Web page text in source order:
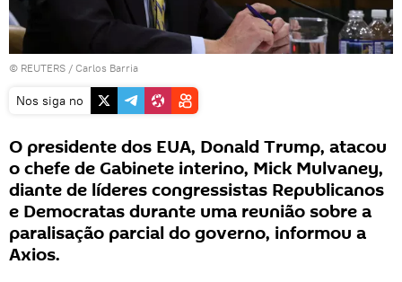
© REUTERS / Carlos Barria
Nos siga no
O presidente dos EUA, Donald Trump, atacou
o chefe de Gabinete interino, Mick Mulvaney,
diante de líderes congressistas Republicanos
e Democratas durante uma reunião sobre a
paralisação parcial do governo, informou a
Axios.